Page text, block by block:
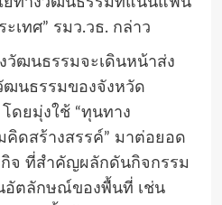
เทศ” รมว.วธ. กล่าว
วัฒนธรรมจะเดินหน้าส่ง
ฒนธรรมของจังหวัด
ดยมุ่งใช้ “ทุนทาง
คิดสร้างสรรค์” มาต่อยอด
กิจ ที่สำคัญผลักดันกิจกรรม
อัตลักษณ์ของพื้นที่ เช่น